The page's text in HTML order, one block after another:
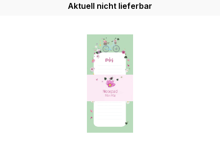
Aktuell nicht lieferbar